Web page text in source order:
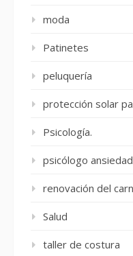
moda
Patinetes
peluquería
protección solar
Psicología.
psicólogo
renovación del
Salud
taller de costura